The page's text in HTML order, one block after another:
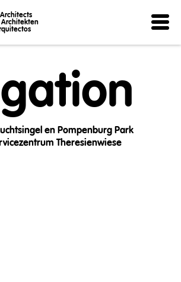
Architekten
en Pompenburg Park
Theresienwiese